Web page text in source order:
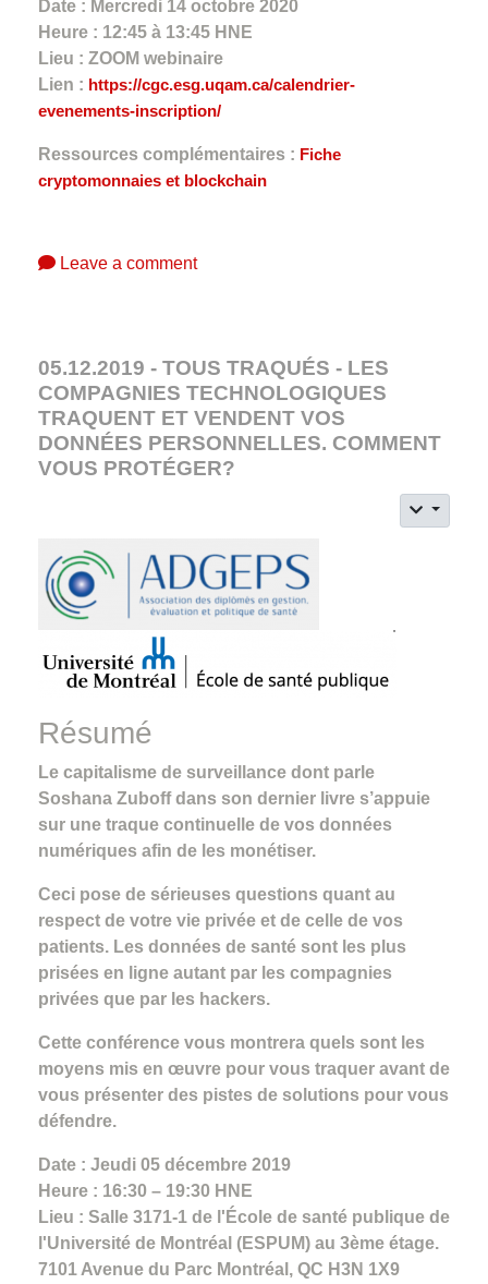
Date : Mercredi 14 octobre 2020
Heure : 12:45 à 13:45 HNE
Lieu : ZOOM webinaire
Lien : https://cgc.esg.uqam.ca/calendrier-
evenements-inscription/
Ressources complémentaires : Fiche
cryptomonnaies et blockchain
Leave a comment
05.12.2019 - TOUS TRAQUÉS - LES
COMPAGNIES TECHNOLOGIQUES
TRAQUENT ET VENDENT VOS
DONNÉES PERSONNELLES. COMMENT
VOUS PROTÉGER?
Résumé
Le capitalisme de surveillance dont parle
Soshana Zuboff dans son dernier livre s’appuie
sur une traque continuelle de vos données
numériques afin de les monétiser.
Ceci pose de sérieuses questions quant au
respect de votre vie privée et de celle de vos
patients. Les données de santé sont les plus
prisées en ligne autant par les compagnies
privées que par les hackers.
Cette conférence vous montrera quels sont les
moyens mis en œuvre pour vous traquer avant de
vous présenter des pistes de solutions pour vous
défendre.
Date : Jeudi 05 décembre 2019
Heure : 16:30 – 19:30 HNE
Lieu : Salle 3171-1 de l'École de santé publique de
l'Université de Montréal (ESPUM) au 3ème étage.
7101 Avenue du Parc Montréal, QC H3N 1X9